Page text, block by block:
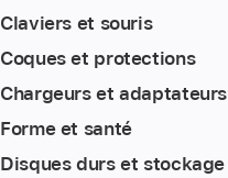
Claviers et souris
Coques et protections
Chargeurs et adaptateurs
Forme et santé
Disques durs et stockage